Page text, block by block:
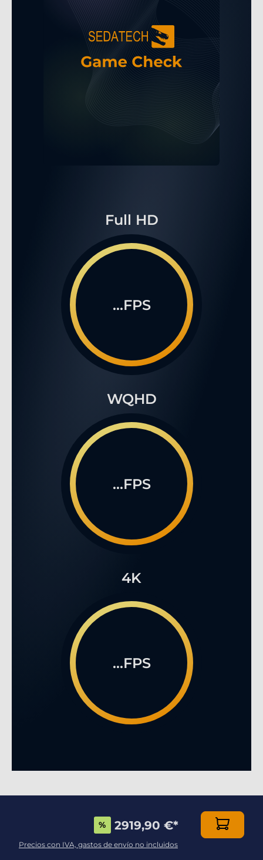
Full HD
...FPS
WQHD
...FPS
4K
...FPS
configuración es imprescindible para los jugadores
% 2919,90 €*
Precios con IVA, gastos de envío no incluidos